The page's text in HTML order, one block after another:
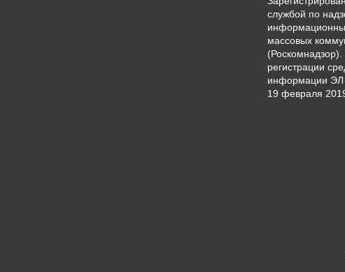
службой по
массовых
(Роскомнадзор).
регистрации
информации
19 февраля 2019